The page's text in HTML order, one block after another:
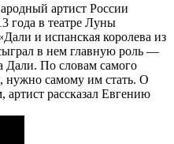
артист России
года в театре Луны
и испанская королева из
в нем главную роль —
Дали. По словам самого
нужно самому им стать. О
артист рассказал Евгению